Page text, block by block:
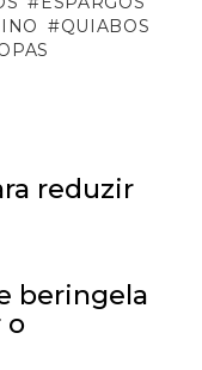
QUIABOS
reduzir
beringela
o